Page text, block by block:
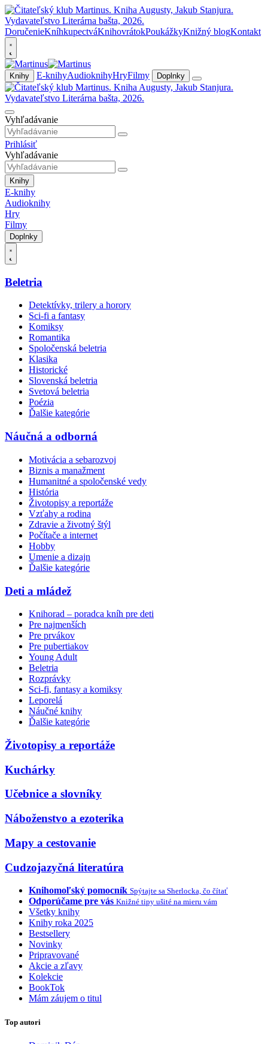
DoručenieKníhkupectváKnihovrátokPoukážkyKnižný blogKontakt
Knihy E-knihyAudioknihyHryFilmy Doplnky
Vyhľadávanie
Prihlásiť
Vyhľadávanie
Knihy
E-knihy
Audioknihy
Hry
Filmy
Doplnky
Beletria
Detektívky, trilery a horory
Sci-fi a fantasy
Komiksy
Romantika
Spoločenská beletria
Klasika
Historické
Slovenská beletria
Svetová beletria
Poézia
Ďalšie kategórie
Náučná a odborná
Motivácia a sebarozvoj
Biznis a manažment
Humanitné a spoločenské vedy
História
Životopisy a reportáže
Vzťahy a rodina
Zdravie a životný štýl
Počítače a internet
Hobby
Umenie a dizajn
Ďalšie kategórie
Deti a mládež
Knihorad – poradca kníh pre deti
Pre najmenších
Pre prvákov
Pre pubertiakov
Young Adult
Beletria
Rozprávky
Sci-fi, fantasy a komiksy
Leporelá
Náučné knihy
Ďalšie kategórie
Životopisy a reportáže
Kuchárky
Učebnice a slovníky
Náboženstvo a ezoterika
Mapy a cestovanie
Cudzojazyčná literatúra
Knihomoľský pomocník Spýtajte sa Sherlocka, čo čítať
Odporúčame pre vás Knižné tipy ušité na mieru vám
Všetky knihy
Knihy roka 2025
Bestsellery
Novinky
Pripravované
Akcie a zľavy
Kolekcie
BookTok
Mám záujem o titul
Top autori